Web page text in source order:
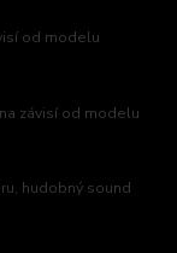
od modelu
závisí od modelu
hudobný sound